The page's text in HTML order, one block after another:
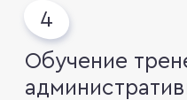
Обучение